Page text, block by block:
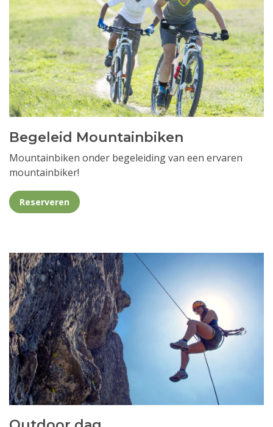
Begeleid Mountainbiken
Mountainbiken onder begeleiding van een ervaren
mountainbiker!
Reserveren